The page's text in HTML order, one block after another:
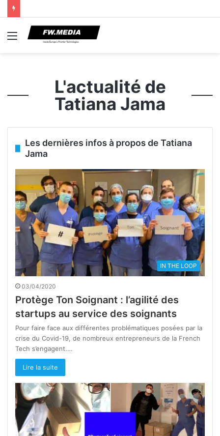
Menu
L'actualité de
Tatiana Jama
Les dernières infos à propos de Tatiana
Jama
IN THE LOOP
03/04/2020
Protège Ton Soignant : l’agilité des
startups au service des soignants
Pour faire face aux différentes problématiques posées par la
crise du Covid-19, de nombreux entrepreneurs de la French
Tech s’engagent.…
Lire la suite